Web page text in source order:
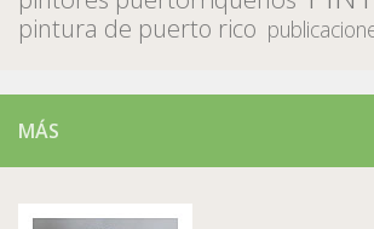
pintura de puerto rico
MÁS